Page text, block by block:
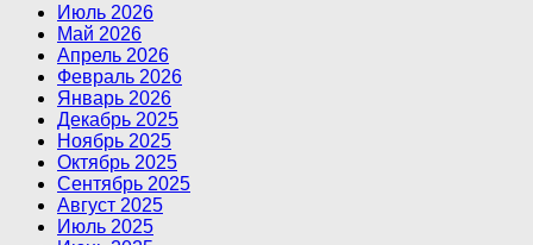
Июль 2026
Май 2026
Апрель 2026
Февраль 2026
Январь 2026
Декабрь 2025
Ноябрь 2025
Октябрь 2025
Сентябрь 2025
Август 2025
Июль 2025